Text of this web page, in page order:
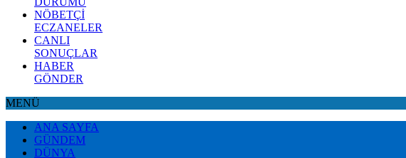
NÖBETÇİ
ECZANELER
CANLI
SONUÇLAR
HABER
GÖNDER
MENÜ
ANA SAYFA
GÜNDEM
DÜNYA